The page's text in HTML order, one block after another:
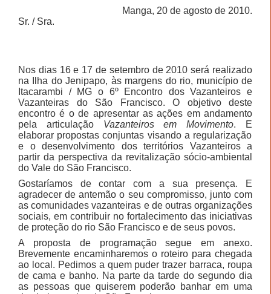
Manga, 20 de agosto de 2010.
Sr. / Sra.
Nos dias 16 e 17 de setembro de 2010 será realizado
na Ilha do Jenipapo, às margens do rio, município de
Itacarambi / MG o 6º Encontro dos Vazanteiros e
Vazanteiras do São Francisco. O objetivo deste
encontro é o de apresentar as ações em andamento
pela articulação Vazanteirosem Movimento. E
elaborar propostas conjuntas visando a regularização
e o desenvolvimento dos territórios Vazanteiros a
partir da perspectiva da revitalização sócio-ambiental
do Vale do São Francisco.
Gostaríamos de contar com a sua presença. E
agradecer de antemão o seu compromisso, junto com
as comunidades vazanteiras e de outras organizações
sociais, em contribuir no fortalecimento das iniciativas
de proteção do rio São Francisco e de seus povos.
A proposta de programação segueem anexo.
Brevemente encaminharemos o roteiro para chegada
ao local. Pedimos a quem puder trazer barraca, roupa
de cama e banho. Na parte da tarde do segundo dia
as pessoas que quiserem poderão banhar em uma